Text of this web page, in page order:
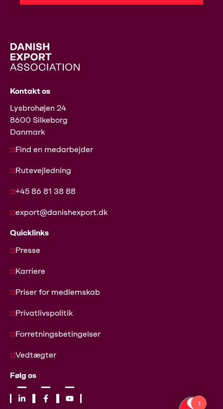
Kontakt os
Lysbrohøjen 24
8600 Silkeborg
Danmark
Find en medarbejder
Rutevejledning
+45 86 81 38 88
export@danishexport.dk
Quicklinks
Presse
Karriere
Priser for medlemskab
Privatlivspolitik
Forretningsbetingelser
Vedtægter
Følg os